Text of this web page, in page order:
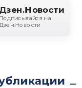
Подписывайся на
Дзен.Новости